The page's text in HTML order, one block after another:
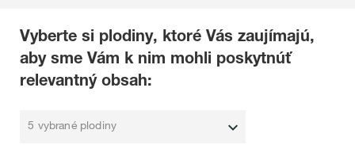
Vyberte si plodiny, ktoré Vás zaujímajú,
aby sme Vám k nim mohli poskytnúť
relevantný obsah:
5 vybrané plodiny